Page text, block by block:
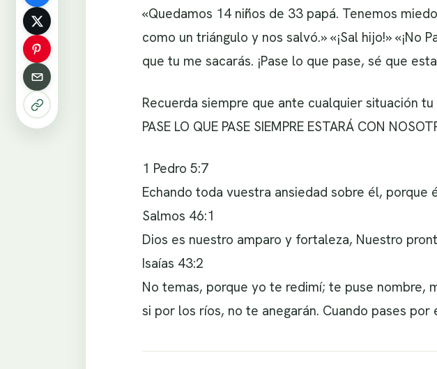
«Quedamos 14 niños de 33 papá. Tenemos
como un triángulo y nos salvó.» «¡Sal hijo!»
que tu me sacarás. ¡Pase lo que pase, sé que
Recuerda siempre que ante cualquier situación
PASE LO QUE PASE SIEMPRE ESTARÁ CON
1 Pedro 5:7
Echando toda vuestra ansiedad sobre él, porque
Salmos 46:1
Dios es nuestro amparo y fortaleza, Nuestro
Isaías 43:2
No temas, porque yo te redimí; te puse nombre,
si por los ríos, no te anegarán. Cuando pases